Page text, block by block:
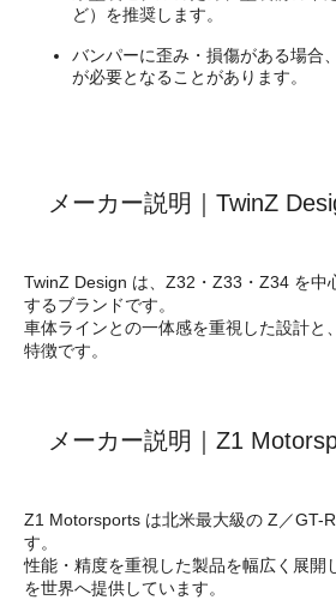
ど）を推奨します。
バンパーに歪み・損傷がある場合
が必要となることがあります。
メーカー説明｜TwinZ
TwinZ Design は、Z32・Z33・Z34 を中
するブランドです。
車体ラインとの一体感を重視した設計と
特徴です。
メーカー説明｜Z1
Z1 Motorsports は北米最大級の Z／GT-
す。
性能・精度を重視した製品を幅広く展開
を世界へ提供しています。